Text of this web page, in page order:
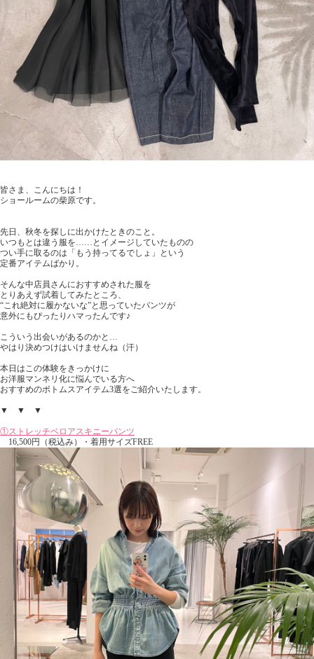
皆さま、こんにちは！
ショールームの柴原です。
先日、秋冬を探しに出かけたときのこと。
いつもとは違う服を……とイメージしていたものの
つい手に取るのは「もう持ってるでしょ」という
定番アイテムばかり。
そんな中店員さんにおすすめされた服を
とりあえず試着してみたところ、
“これ絶対に履かないな”と思っていたパンツが
意外にもぴったりハマったんです♪
こういう出会いがあるのかと…
やはり決めつけはいけませんね（汗）
本日はこの体験をきっかけに
お洋服マンネリ化に悩んでいる方へ
おすすめのボトムスアイテム3選をご紹介いたします。
▼ ▼ ▼
①ストレッチベロアスキニーパンツ
16,500円（税込み）・着用サイズFREE